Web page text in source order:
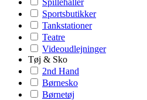
Spillehaller
Sportsbutikker
Tankstationer
Teatre
Videoudlejninger
Tøj & Sko
2nd Hand
Børnesko
Børnetøj